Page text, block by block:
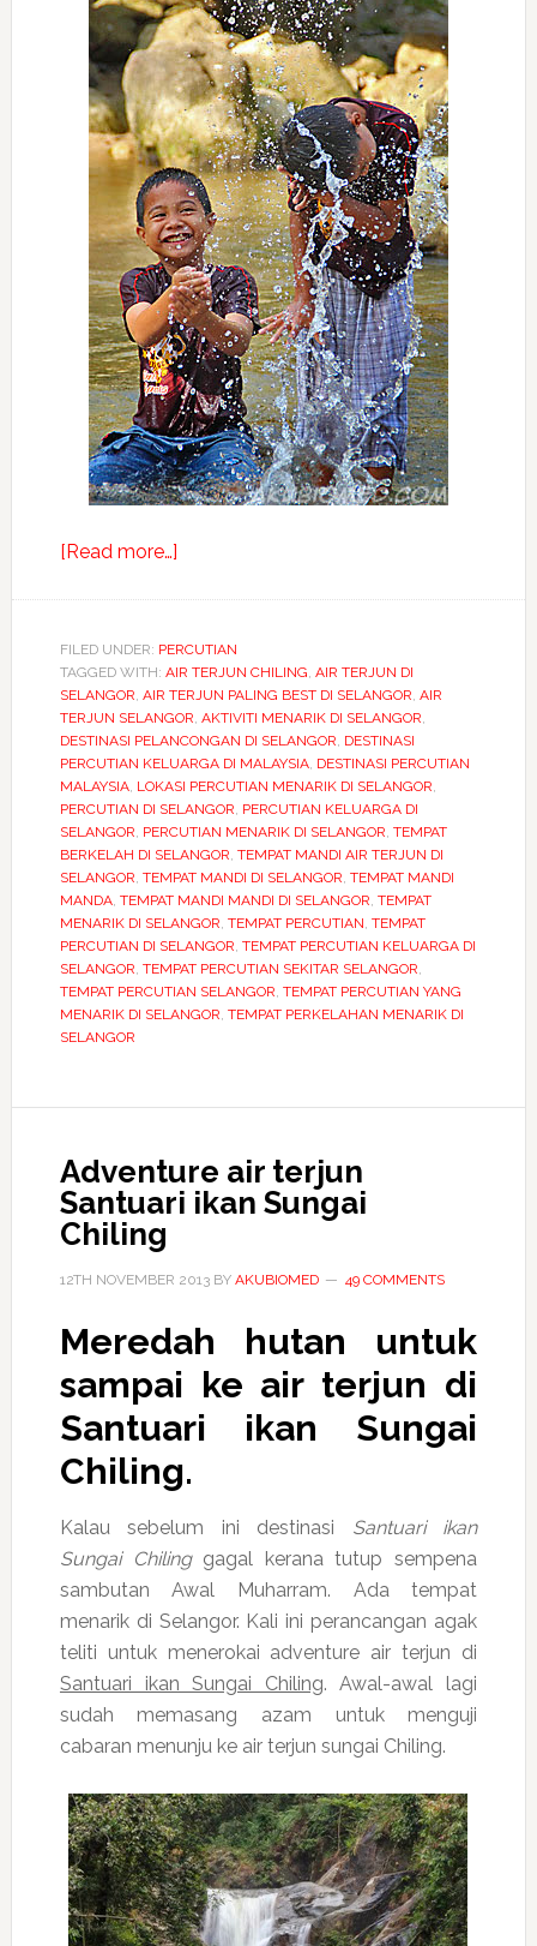
[Read more…]about
manda
di
selangor
yang
menarik
FILED UNDER: PERCUTIAN
TAGGED WITH: AIR TERJUN CHILING AIR TERJUN DI
SELANGOR AIR TERJUN PALING BEST DI SELANGOR AIR
TERJUN SELANGOR AKTIVITI MENARIK DI SELANGOR
DESTINASI PELANCONGAN DI SELANGOR DESTINASI
PERCUTIAN KELUARGA DI MALAYSIA, DESTINASI PERCUTIAN
MALAYSIA, LOKASI PERCUTIAN MENARIK DI SELANGOR
PERCUTIAN DI SELANGOR PERCUTIAN KELUARGA DI
SELANGOR PERCUTIAN MENARIK DI SELANGOR TEMPAT
BERKELAH DI SELANGOR TEMPAT MANDI AIR TERJUN DI
SELANGOR TEMPAT MANDI DI SELANGOR TEMPAT MANDI
MANDA, TEMPAT MANDI MANDI DI SELANGOR TEMPAT
MENARIK DI SELANGOR TEMPAT PERCUTIAN TEMPAT
PERCUTIAN DI SELANGOR TEMPAT PERCUTIAN KELUARGA DI
SELANGOR TEMPAT PERCUTIAN SEKITAR SELANGOR
TEMPAT PERCUTIAN SELANGOR TEMPAT PERCUTIAN YANG
MENARIK DI SELANGOR TEMPAT PERKELAHAN MENARIK DI
SELANGOR
Adventure air terjun
Santuari ikan Sungai
Chiling
12TH NOVEMBER 2013BY AKUBIOMED 49 COMMENTS
Meredah hutan untuk
sampai ke air terjun di
Santuari ikan Sungai
Chiling.
Kalau sebelum ini destinasi Santuari ikan
Sungai Chilinggagal kerana tutup sempena
sambutan Awal Muharram. Ada tempat
menarik di Selangor. Kali ini perancangan agak
teliti untuk menerokai adventure air terjun di
Santuari ikan Sungai Chiling. Awal-awal lagi
sudah memasang azam untuk menguji
cabaran menunju ke air terjun sungai Chiling.